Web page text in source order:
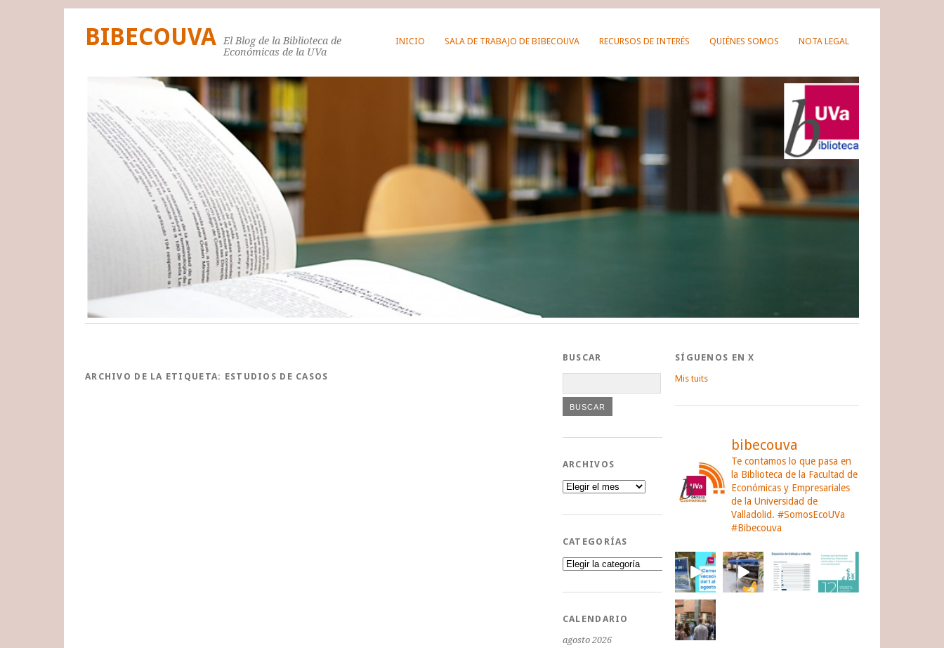
INICIO SALA DE TRABAJO DE BIBECOUVA RECURSOS DE INTERÉS QUIÉNES SOMOS NOTA LEGAL
BIBECOUVA
El Blog de la Biblioteca de
Económicas de la UVa
ARCHIVO DE LA ETIQUETA: ESTUDIOS DE CASOS
BUSCAR
ARCHIVOS
Archivos
CATEGORÍAS
Categorías
CALENDARIO
agosto 2026
SÍGUENOS EN X
Mis tuits
bibecouva
Te contamos lo que pasa en
la Biblioteca de la Facultad de
Económicas y Empresariales
de la Universidad de
Valladolid. #SomosEcoUVa
#Bibecouva